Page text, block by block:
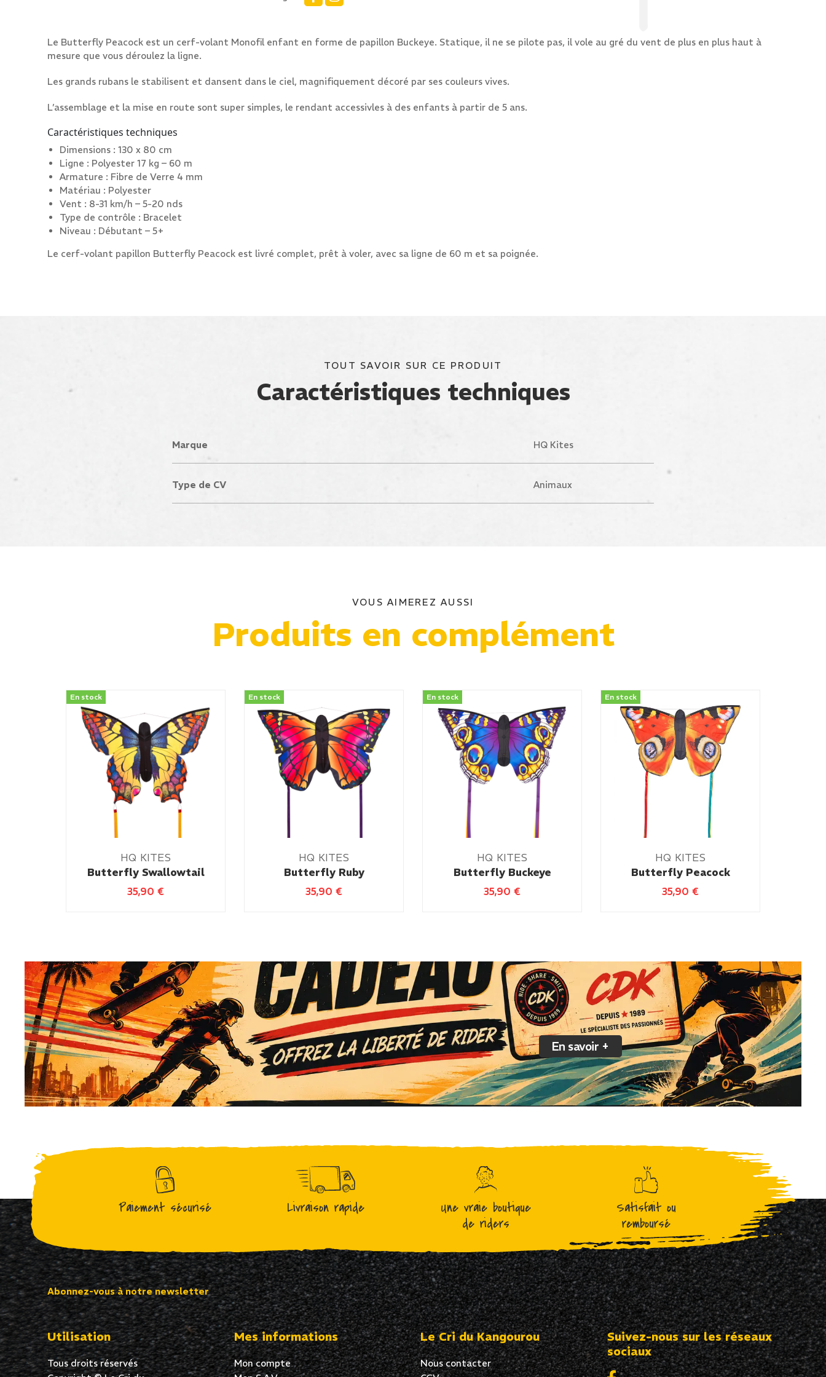
Le Butterfly Peacock est un cerf-volant Monofil enfant en forme de papillon Buckeye. Statique, il ne se pilote pas, il vole au gré du vent de plus en plus haut à
mesure que vous déroulez la ligne.
Les grands rubans le stabilisent et dansent dans le ciel, magnifiquement décoré par ses couleurs vives.
L’assemblage et la mise en route sont super simples, le rendant accessivles à des enfants à partir de 5 ans.
Caractéristiques techniques
Dimensions : 130 x 80 cm
Ligne : Polyester 17 kg – 60 m
Armature : Fibre de Verre 4 mm
Matériau : Polyester
Vent : 8-31 km/h – 5-20 nds
Type de contrôle : Bracelet
Niveau : Débutant – 5+
Le cerf-volant papillon Butterfly Peacock est livré complet, prêt à voler, avec sa ligne de 60 m et sa poignée.
TOUT SAVOIR SUR CE PRODUIT
Caractéristiques techniques
Marque HQ Kites
Type de CV Animaux
VOUS AIMEREZ AUSSI
Produits en complément
En stock
HQ KITES
Butterfly Swallowtail
35,90 €
En stock
HQ KITES
Butterfly Ruby
35,90 €
En stock
HQ KITES
Butterfly Buckeye
35,90 €
En stock
HQ KITES
Butterfly Peacock
35,90 €
En savoir +
Paiement sécurisé Livraison rapide
Une vraie boutique
de riders
Satisfait ou
remboursé
Abonnez-vous à notre newsletter
Utilisation
Tous droits réservés
Mes informations
Mon compte
Le Cri du Kangourou
Nous contacter
Suivez-nous sur les réseaux
sociaux